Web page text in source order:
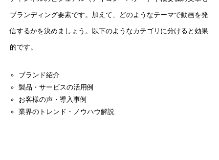
ブランディング要素です。加えて、どのようなテーマで動画を発
信するかを決めましょう。以下のようなカテゴリに分けると効果
的です。
ブランド紹介
製品・サービスの活用例
お客様の声・導入事例
業界のトレンド・ノウハウ解説